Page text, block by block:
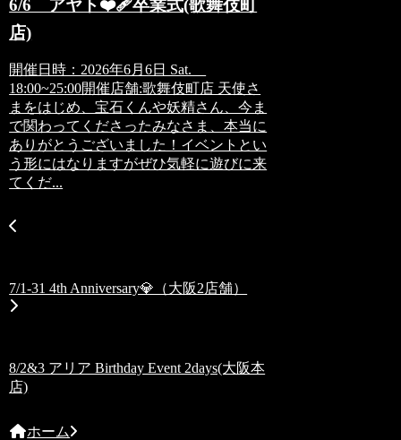
6/6 アヤト❤️‍🩹卒業式(歌舞伎町
店)
開催日時：2026年6月6日 Sat.
18:00~25:00開催店舗:歌舞伎町店 天使さ
まをはじめ、宝石くんや妖精さん、今ま
で関わってくださったみなさま、本当に
ありがとうございました！イベントとい
う形にはなりますがぜひ気軽に遊びに来
てくだ...
7/1-31 4th Anniversary💎（大阪2店舗）
8/2&3 アリア Birthday Event 2days(大阪本
店)
ホーム